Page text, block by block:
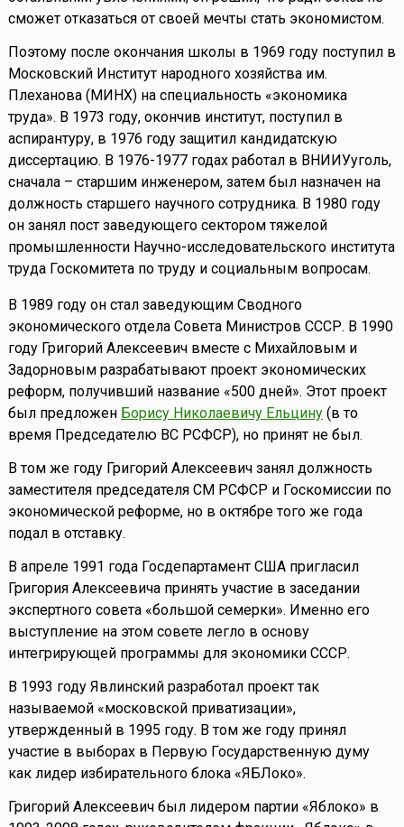
сможет отказаться от своей мечты стать экономистом.
Поэтому после окончания школы в 1969 году поступил в
Московский Институт народного хозяйства им.
Плеханова (МИНХ) на специальность «экономика
труда». В 1973 году, окончив институт, поступил в
аспирантуру, в 1976 году защитил кандидатскую
диссертацию. В 1976-1977 годах работал в ВНИИУуголь,
сначала – старшим инженером, затем был назначен на
должность старшего научного сотрудника. В 1980 году
он занял пост заведующего сектором тяжелой
промышленности Научно-исследовательского института
труда Госкомитета по труду и социальным вопросам.
В 1989 году он стал заведующим Сводного
экономического отдела Совета Министров СССР. В 1990
году Григорий Алексеевич вместе с Михайловым и
Задорновым разрабатывают проект экономических
реформ, получивший название «500 дней». Этот проект
был предложен Борису Николаевичу Ельцину(в то
время Председателю ВС РСФСР), но принят не был.
В том же году Григорий Алексеевич занял должность
заместителя председателя СМ РСФСР и Госкомиссии по
экономической реформе, но в октябре того же года
подал в отставку.
В апреле 1991 года Госдепартамент США пригласил
Григория Алексеевича принять участие в заседании
экспертного совета «большой семерки». Именно его
выступление на этом совете легло в основу
интегрирующей программы для экономики СССР.
В 1993 году Явлинский разработал проект так
называемой «московской приватизации»,
утвержденный в 1995 году. В том же году принял
участие в выборах в Первую Государственную думу
как лидер избирательного блока «ЯБЛоко».
Григорий Алексеевич был лидером партии «Яблоко» в